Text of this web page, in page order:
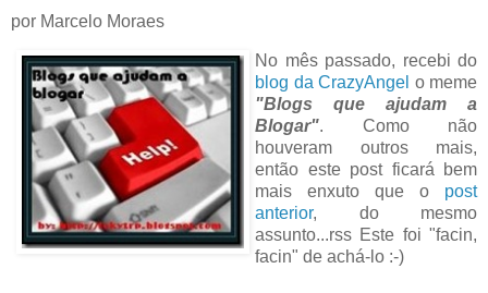
por Marcelo Moraes
No mês passado, recebi do
blog da CrazyAngel o meme
"Blogs que ajudam a
Blogar". Como não
houveram outros mais,
então este post ficará bem
mais enxuto que o post
anterior, do mesmo
assunto...rss Este foi "facin,
facin" de achá-lo :-)